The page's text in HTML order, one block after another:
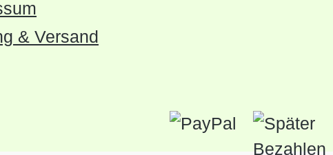
& Versand